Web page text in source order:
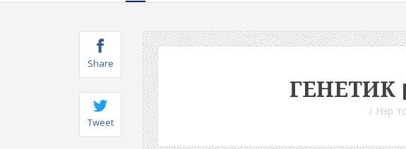
Share
Tweet
ГЕНЕТИК
/ Нэр